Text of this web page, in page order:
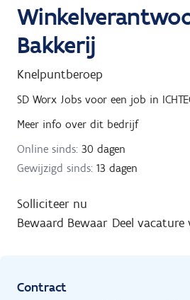
Bakkerij
Knelpuntberoep
SD Worx Jobs voor een job in
Meer info over dit bedrijf
Online sinds: 30 dagen
Gewijzigd sinds: 13 dagen
Solliciteer nu
Bewaard Bewaar Deel vacature
Contract